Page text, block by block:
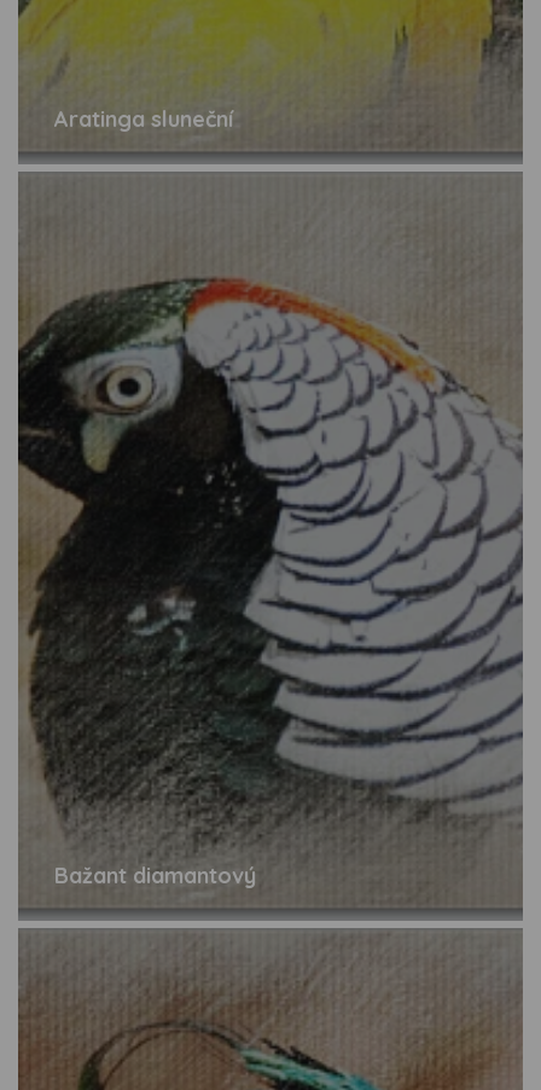
Aratinga sluneční
Bažant diamantový